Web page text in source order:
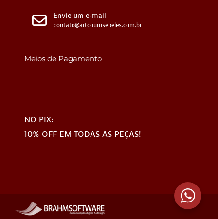
Envie um e-mail
contato@artcourosepeles.com.br
Meios de Pagamento
NO PIX:
10% OFF EM TODAS AS PEÇAS!